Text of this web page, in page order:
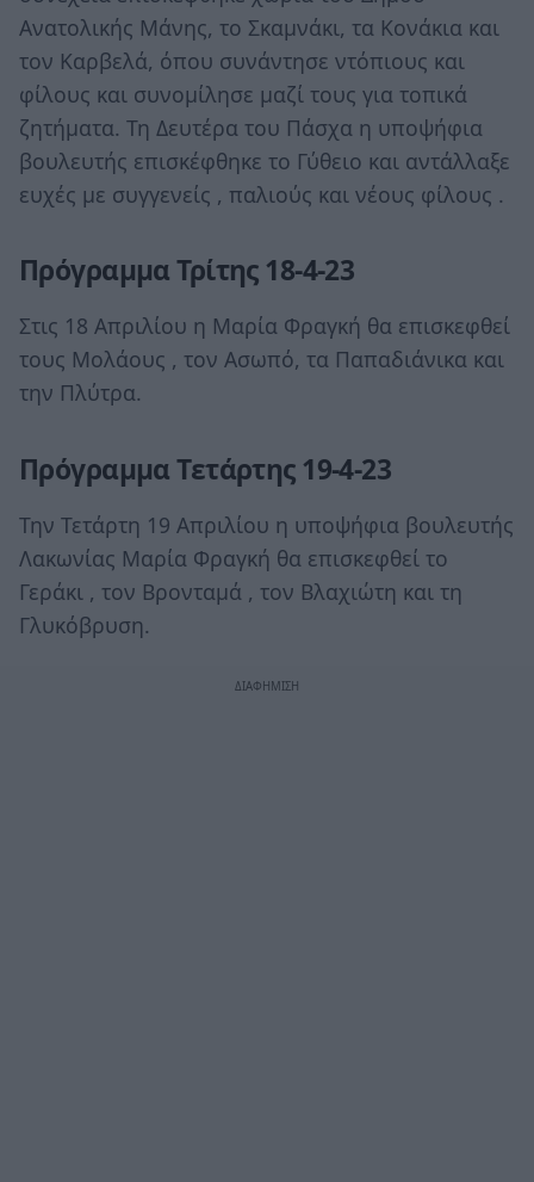
Ανατολικής Μάνης, το Σκαμνάκι, τα Κονάκια και
τον Καρβελά, όπου συνάντησε ντόπιους και
φίλους και συνομίλησε μαζί τους για τοπικά
ζητήματα. Τη Δευτέρα του Πάσχα η υποψήφια
βουλευτής επισκέφθηκε το Γύθειο και αντάλλαξε
ευχές με συγγενείς , παλιούς και νέους φίλους .
Πρόγραμμα Τρίτης 18-4-23
Στις 18 Απριλίου η Μαρία Φραγκή θα επισκεφθεί
τους Μολάους , τον Ασωπό, τα Παπαδιάνικα και
την Πλύτρα.
Πρόγραμμα Τετάρτης 19-4-23
Την Τετάρτη 19 Απριλίου η υποψήφια βουλευτής
Λακωνίας Μαρία Φραγκή θα επισκεφθεί το
Γεράκι , τον Βρονταμά , τον Βλαχιώτη και τη
Γλυκόβρυση.